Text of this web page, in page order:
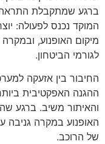
ברגע שמתקבלת התראה
המוקד נכנס לפעולה:
מיקום האופנוע, ובמקרה
לגורמי הביטחון.
החיבור בין אזעקה
ההגנה האפקטיבית
והאיתור משיב. ברגע
האופנוע במקרה גניבה
של הרוכב.